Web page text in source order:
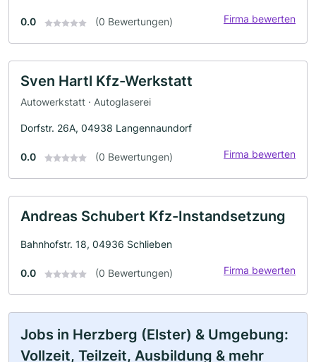
0.0 (0 Bewertungen) Firma bewerten
Sven Hartl Kfz-Werkstatt
Autowerkstatt · Autoglaserei
Dorfstr. 26A, 04938 Langennaundorf
0.0 (0 Bewertungen) Firma bewerten
Andreas Schubert Kfz-Instandsetzung
Bahnhofstr. 18, 04936 Schlieben
0.0 (0 Bewertungen) Firma bewerten
Jobs in Herzberg (Elster) & Umgebung:
Vollzeit, Teilzeit, Ausbildung & mehr